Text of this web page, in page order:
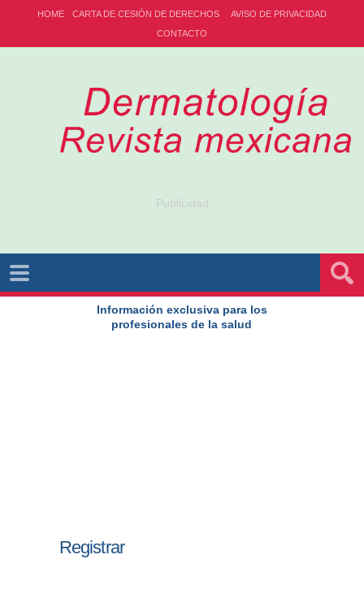
HOME CARTA DE CESIÓN DE DERECHOS
AVISO DE PRIVACIDAD
CONTACTO
Publicidad
Información exclusiva para los
profesionales de la salud
Registrar